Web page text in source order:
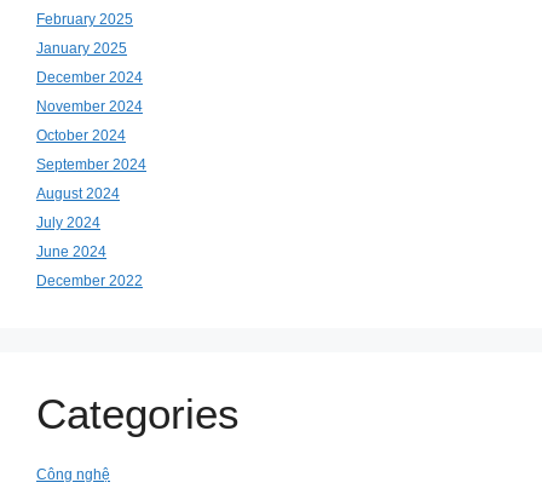
February 2025
January 2025
December 2024
November 2024
October 2024
September 2024
August 2024
July 2024
June 2024
December 2022
Categories
Công nghệ